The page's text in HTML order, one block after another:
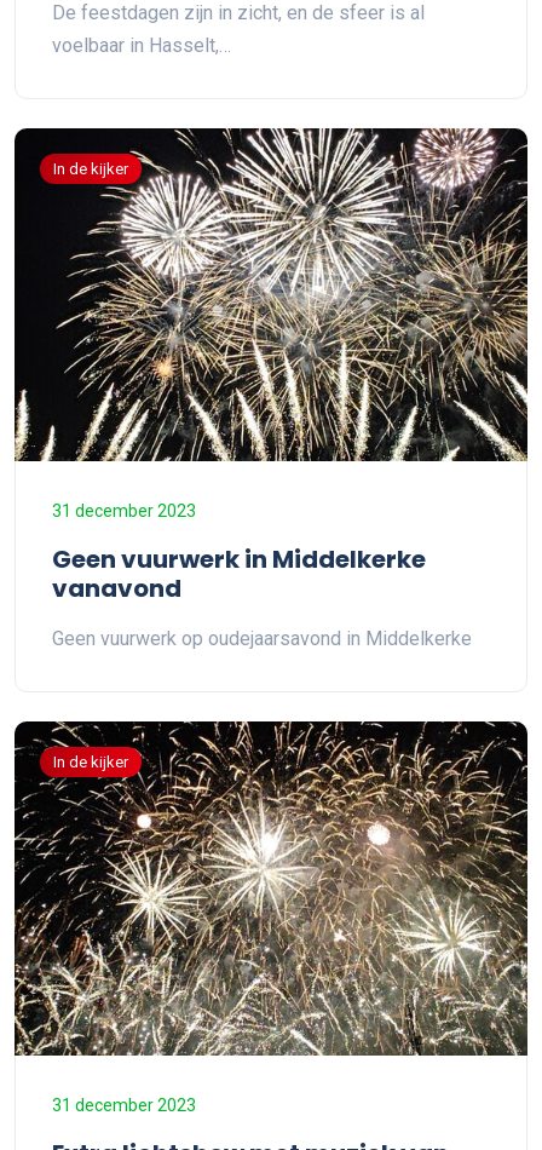
De feestdagen zijn in zicht, en de sfeer is al
voelbaar in Hasselt,…
In de kijker
31 december 2023
Geen vuurwerk in Middelkerke
vanavond
Geen vuurwerk op oudejaarsavond in Middelkerke
In de kijker
31 december 2023